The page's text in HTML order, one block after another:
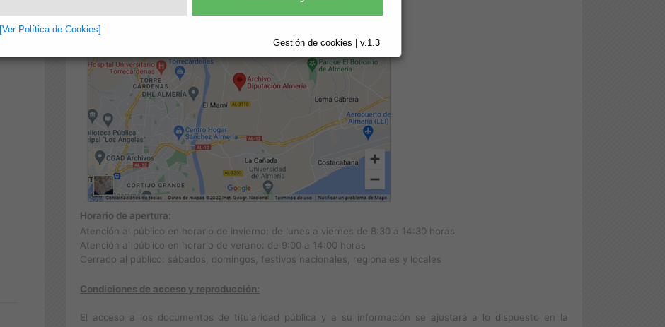
[Ver Política de Cookies]
Gestión de cookies | v.1.3
Horario de apertura:
Atención al público en horario de invierno: de lunes a viernes de 8:30 a 14:30 horas
Atención al público en horario de verano: de 9:00 a 14:00 horas
Cerrado al público: sábados, domingos, festivos nacionales, regionales y locales
Condiciones de acceso y reproducción:
El acceso a los documentos de titularidad pública y a su información se ajustará a lo dispuesto en la